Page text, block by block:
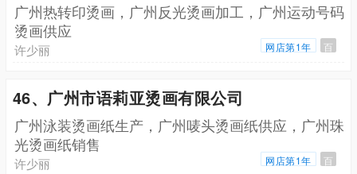
广州热转印烫画，广州反光烫画加工，广州运动号码
烫画供应
许少丽 网店第1年 百
46、广州市语莉亚烫画有限公司
广州泳装烫画纸生产，广州唛头烫画纸供应，广州珠
光烫画纸销售
许少丽 网店第1年 百